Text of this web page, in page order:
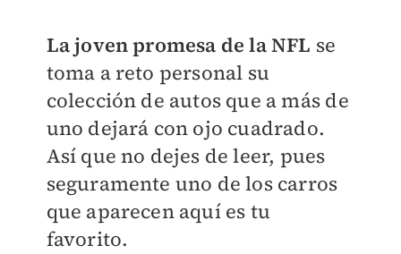
La joven promesa de la NFL se
toma a reto personal su
colección de autos que a más de
uno dejará con ojo cuadrado.
Así que no dejes de leer, pues
seguramente uno de los carros
que aparecen aquí es tu
favorito.